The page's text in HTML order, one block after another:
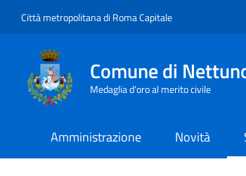
Città metropolitana di Roma Capitale
Comune di
Medaglia d'oro al merito civile
Amministrazione Novità